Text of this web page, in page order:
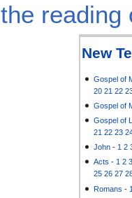
the reading
New
Gospel of
20 21 22
Gospel of
Gospel of
21 22 23
John - 1 2
Acts -1 2
25 26 27
Romans -